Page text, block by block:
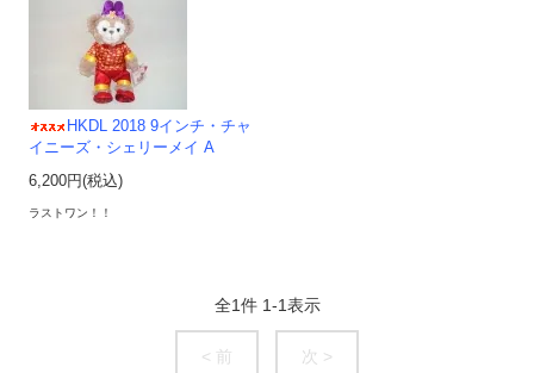
HKDL 2018 9インチ・チャ
イニーズ・シェリーメイ A
6,200円(税込)
ラストワン！！
全1件 1-1表示
< 前 次 >